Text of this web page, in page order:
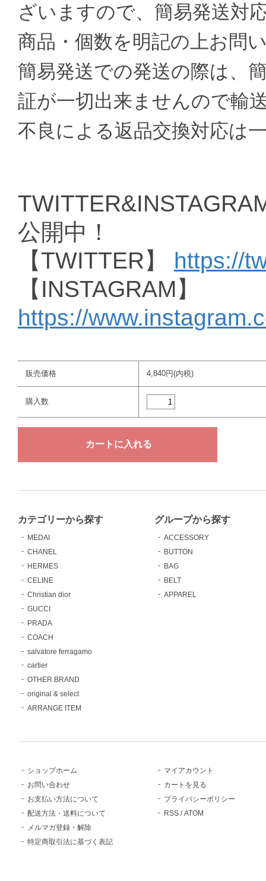
ざいますので、簡易発送対
商品・個数を明記の上お問
簡易発送での発送の際は、
証が一切出来ませんので輸
不良による返品交換対応は
公開中！
【TWITTER】 https://
【INSTAGRAM】
https://
販売価格 4,840円(内税)
購入数
カテゴリーから探す
MEDAI
CHANEL
HERMES
CELINE
Christian dior
GUCCI
PRADA
COACH
salvatore ferragamo
cartier
OTHER BRAND
original & select
ARRANGE ITEM
グループから探す
ACCESSORY
BUTTON
BAG
BELT
APPAREL
ショップホーム
お問い合わせ
お支払い方法について
配送方法・送料について
メルマガ登録・解除
特定商取引法に基づく表記
マイアカウント
カートを見る
プライバシーポリシー
RSS /ATOM